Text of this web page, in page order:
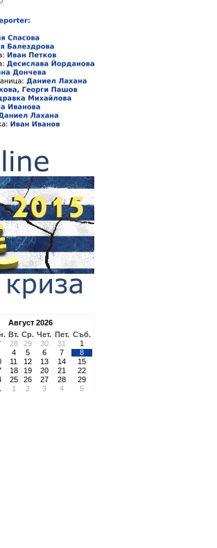
Август 2026
Вт. Ср. Чет. Пет. Съб.
28 29 30 31
1
4 5 6 7
8
11 12 13 14
15
18 19 20 21
22
25 26 27 28
29
1 2 3 4 5